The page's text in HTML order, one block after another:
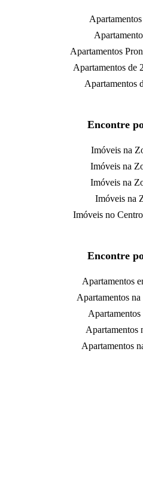
Apartamentos
Apartamentos de
Apartamentos
Encontre
Imóveis na
Imóveis na
Imóveis na
Imóveis na
Imóveis no
Encontre
Apartamentos
Apartamentos
Apartamentos
Apartamentos